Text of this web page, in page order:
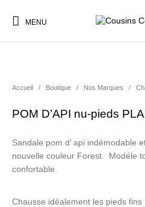
MENU
Nouveautés Promotions
Accueil / Boutique / Nos Marques /
POM D’API nu-pieds
Sandale pom d’ api indémodable
nouvelle couleur Forest. Modéle
confortable
Chausse idéalement les pieds fins .